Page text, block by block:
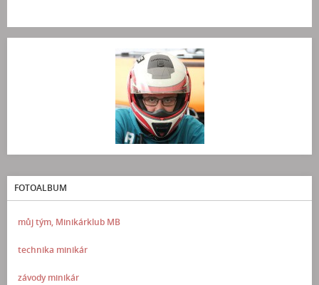
FOTOALBUM
můj tým, Minikárklub MB
technika minikár
závody minikár